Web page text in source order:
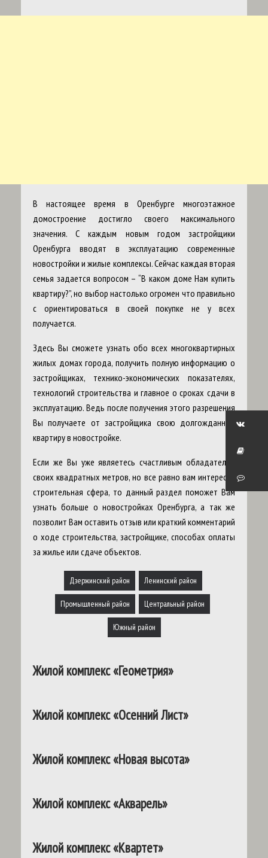
В настоящее время в Оренбурге многоэтажное
домостроение достигло своего максимального
значения. С каждым новым годом застройщики
Оренбурга вводят в эксплуатацию современные
новостройки и жилые комплексы. Сейчас каждая вторая
семья задается вопросом – “В каком доме Нам купить
квартиру?”, но выбор настолько огромен что правильно
с ориентироваться в своей покупке не у всех
получается.
Здесь Вы сможете узнать обо всех многоквартирных
жилых домах города, получить полную информацию о
застройщиках, технико-экономических показателях,
технологий строительства и главное о сроках сдачи в
эксплуатацию. Ведь после получения этого разрешения
Вы получаете от застройщика свою долгожданную
квартиру в новостройке.
Если же Вы уже являетесь счастливым обладателем
своих квадратных метров, но все равно вам интересна
строительная сфера, то данный раздел поможет Вам
узнать больше о новостройках Оренбурга, а так же
позволит Вам оставить отзыв или краткий комментарий
о ходе строительства, застройщике, способах оплаты
за жилье или сдаче объектов.
Дзержинский район Ленинский район
Промышленный район Центральный район
Южный район
Жилой комплекс «Геометрия»
Жилой комплекс «Осенний Лист»
Жилой комплекс «Новая высота»
Жилой комплекс «Акварель»
Жилой комплекс «Квартет»